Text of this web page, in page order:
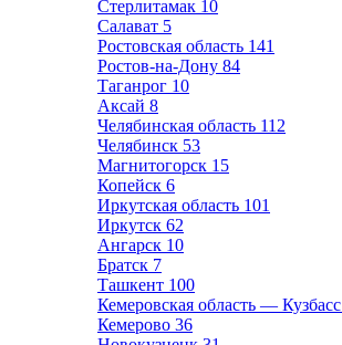
Стерлитамак 10
Салават 5
Ростовская область 141
Ростов-на-Дону 84
Таганрог 10
Аксай 8
Челябинская область 112
Челябинск 53
Магнитогорск 15
Копейск 6
Иркутская область 101
Иркутск 62
Ангарск 10
Братск 7
Ташкент 100
Кемеровская область — Кузбасс
Кемерово 36